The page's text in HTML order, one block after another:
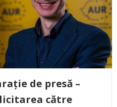
de presă –
către